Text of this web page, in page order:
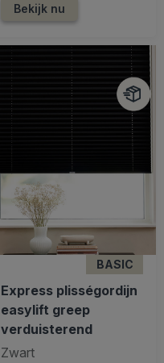
Bekijk nu
BASIC
Express plisségordijn
easylift greep
verduisterend
Zwart